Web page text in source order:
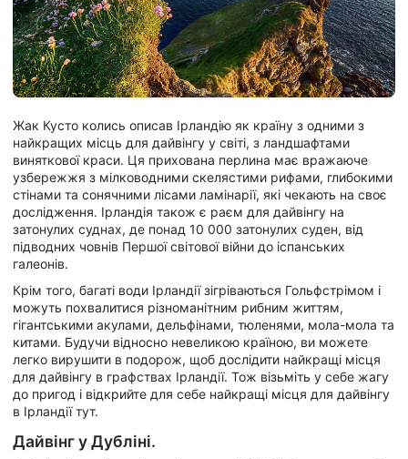
Жак Кусто колись описав Ірландію як країну з одними з
найкращих місць для дайвінгу у світі, з ландшафтами
виняткової краси. Ця прихована перлина має вражаюче
узбережжя з мілководними скелястими рифами, глибокими
стінами та сонячними лісами ламінарії, які чекають на своє
дослідження. Ірландія також є раєм для дайвінгу на
затонулих суднах, де понад 10 000 затонулих суден, від
підводних човнів Першої світової війни до іспанських
галеонів.
Крім того, багаті води Ірландії зігріваються Гольфстрімом і
можуть похвалитися різноманітним рибним життям,
гігантськими акулами, дельфінами, тюленями, мола-мола та
китами. Будучи відносно невеликою країною, ви можете
легко вирушити в подорож, щоб дослідити найкращі місця
для дайвінгу в графствах Ірландії. Тож візьміть у себе жагу
до пригод і відкрийте для себе найкращі місця для дайвінгу
в Ірландії тут.
Дайвінг у Дубліні.